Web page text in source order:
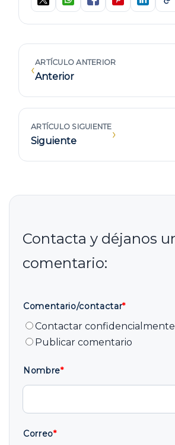
‹ARTÍCULO ANTERIOR
Anterior
ARTÍCULO SIGUIENTE
Siguiente ›
Comentario/contactar*
Contactar confidencialmente
Publicar comentario
Nombre*
Correo*